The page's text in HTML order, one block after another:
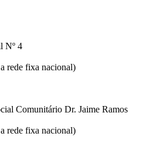
Nº 4
rede fixa nacional)
Comunitário Dr. Jaime Ramos
rede fixa nacional)